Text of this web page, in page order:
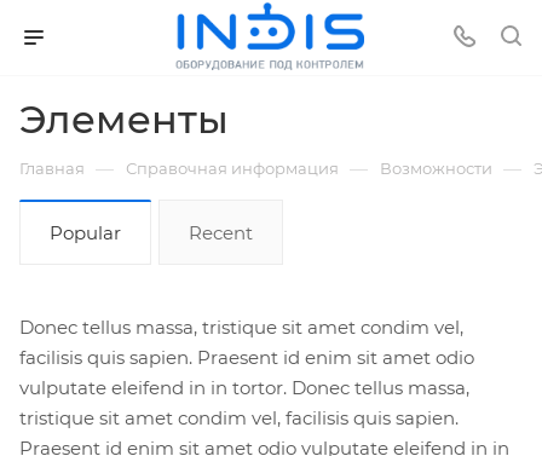
Элементы
Главная — Справочная информация — Возможности —
Popular Recent
Donec tellus massa, tristique sit amet condim vel,
facilisis quis sapien. Praesent id enim sit amet odio
vulputate eleifend in in tortor. Donec tellus massa,
tristique sit amet condim vel, facilisis quis sapien.
Praesent id enim sit amet odio vulputate eleifend in in